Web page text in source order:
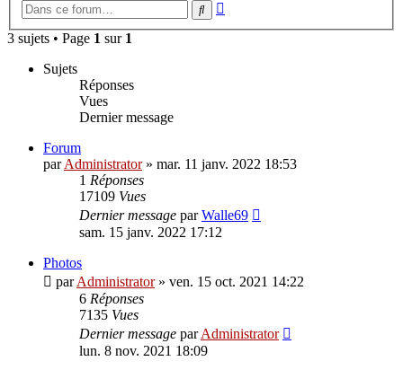
Rechercher
3 sujets • Page 1 sur 1
Sujets
Réponses
Vues
Dernier message
Forum
parAdministrator» mar. 11 janv. 2022 18:53
1 Réponses
17109 Vues
Dernier message parWalle69
sam. 15 janv. 2022 17:12
Photos
parAdministrator» ven. 15 oct. 2021 14:22
6 Réponses
7135 Vues
Dernier message parAdministrator
lun. 8 nov. 2021 18:09